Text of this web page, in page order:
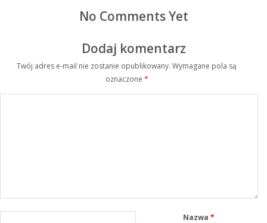
No Comments Yet
Dodaj komentarz
Twój adres e-mail nie zostanie opublikowany. Wymagane pola są
oznaczone *
Nazwa*